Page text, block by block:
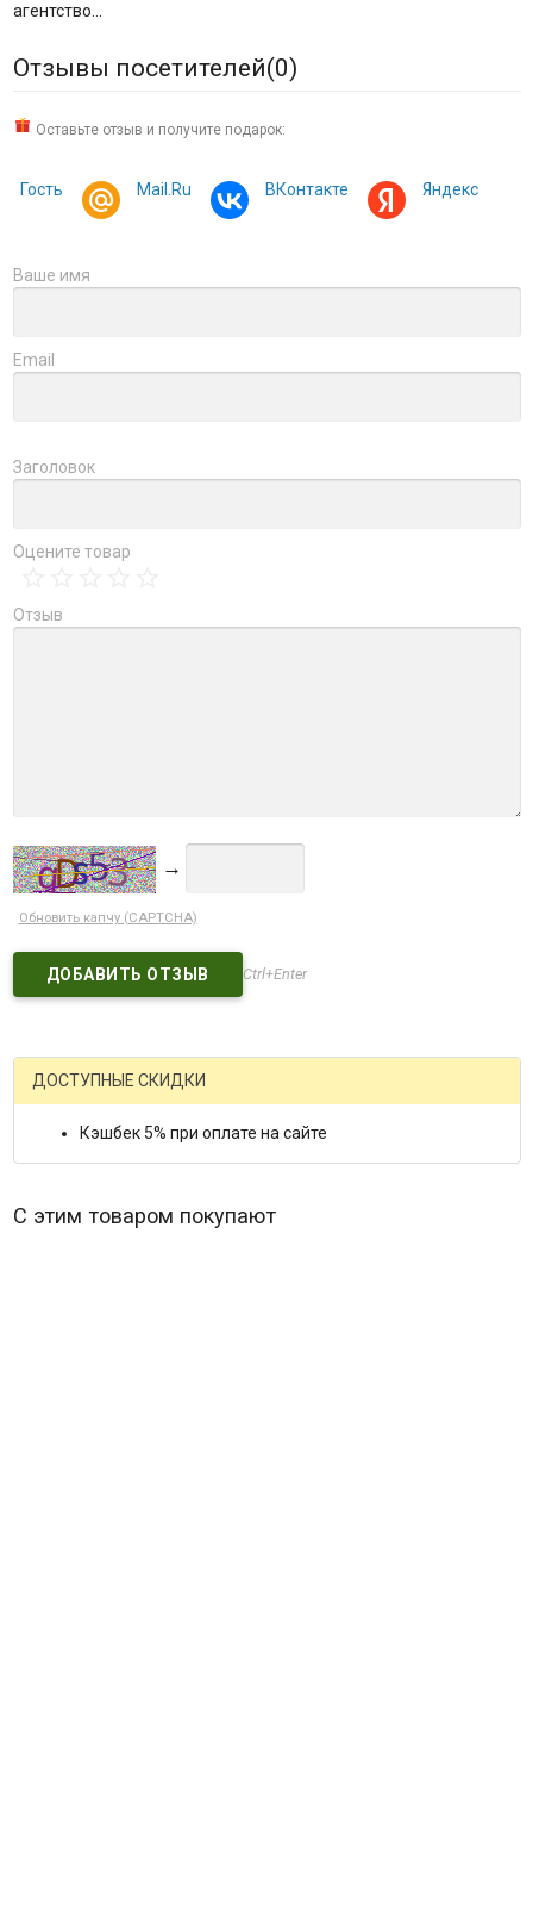
агентство...
Отзывы посетителей(0)
Оставьте отзыв и получите подарок:
Гость Mail.Ru ВКонтакте Яндекс
Ваше имя
Email
Заголовок
Оцените товар
Отзыв
→
Обновить капчу (CAPTCHA)
Ctrl+Enter
ДОСТУПНЫЕ СКИДКИ
Кэшбек 5% при оплате на сайте
С этим товаром покупают